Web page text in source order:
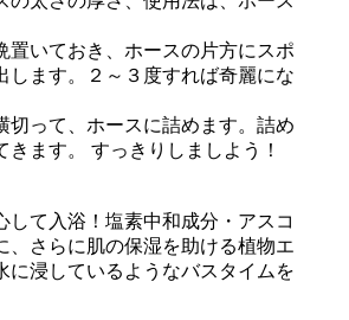
置いておき、ホースの片方にスポ
します。２～３度すれば奇麗にな
切って、ホースに詰めます。詰め
ます。 すっきりしましよう！
て入浴！塩素中和成分・アスコ
、さらに肌の保湿を助ける植物エ
に浸しているようなバスタイムを